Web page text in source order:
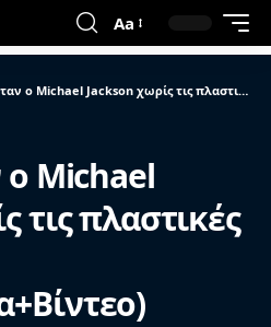
Aa
Jackson χωρίς τις πλαστικές επεμβάσεις (Φωτογραφία+Βίντεο)
ο Michael
τις πλαστικές